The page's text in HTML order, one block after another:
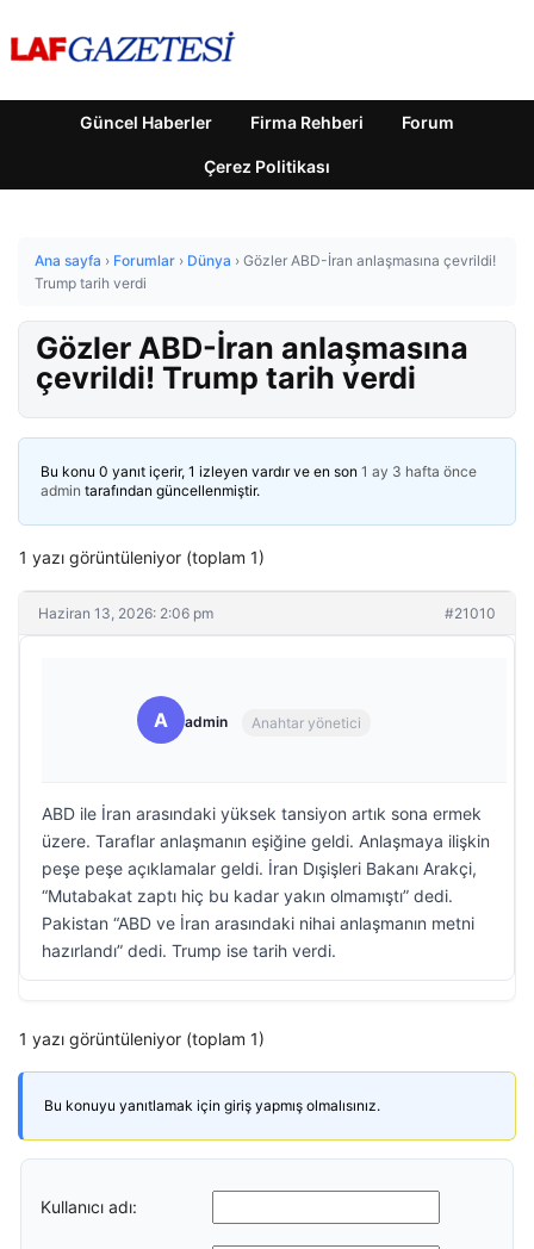
Güncel Haberler Firma Rehberi Forum
Çerez Politikası
Ana sayfa › Forumlar › Dünya › Gözler ABD-İran anlaşmasına çevrildi!
Trump tarih verdi
Gözler ABD-İran anlaşmasına
çevrildi! Trump tarih verdi
Bu konu 0 yanıt içerir, 1 izleyen vardır ve en son 1 ay 3 hafta önce
admin tarafından güncellenmiştir.
1 yazı görüntüleniyor (toplam 1)
Haziran 13, 2026: 2:06 pm #21010
A admin Anahtar yönetici
ABD ile İran arasındaki yüksek tansiyon artık sona ermek
üzere. Taraflar anlaşmanın eşiğine geldi. Anlaşmaya ilişkin
peşe peşe açıklamalar geldi. İran Dışişleri Bakanı Arakçi,
“Mutabakat zaptı hiç bu kadar yakın olmamıştı” dedi.
Pakistan “ABD ve İran arasındaki nihai anlaşmanın metni
hazırlandı” dedi. Trump ise tarih verdi.
1 yazı görüntüleniyor (toplam 1)
Bu konuyu yanıtlamak için giriş yapmış olmalısınız.
Kullanıcı adı: